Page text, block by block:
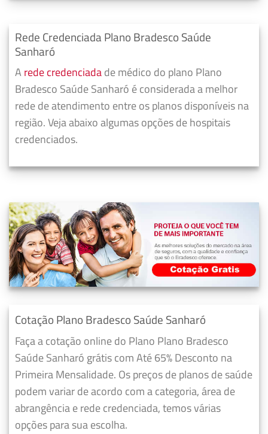
Rede Credenciada Plano Bradesco Saúde
Sanharó
A rede credenciadade médico do plano Plano
Bradesco Saúde Sanharó é considerada a melhor
rede de atendimento entre os planos disponíveis na
região. Veja abaixo algumas opções de hospitais
credenciados.
Cotação Plano Bradesco Saúde Sanharó
Faça a cotação online do Plano Plano Bradesco
Saúde Sanharó grátis com Até 65% Desconto na
Primeira Mensalidade. Os preços de planos de saúde
podem variar de acordo com a categoria, área de
abrangência e rede credenciada, temos várias
opções para sua escolha.